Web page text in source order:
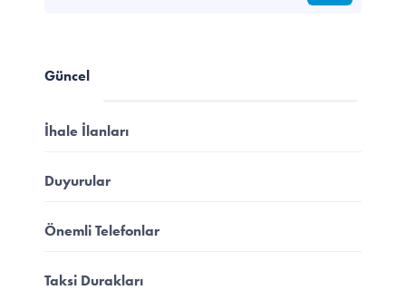
Güncel
İhale İlanları
Duyurular
Önemli Telefonlar
Taksi Durakları